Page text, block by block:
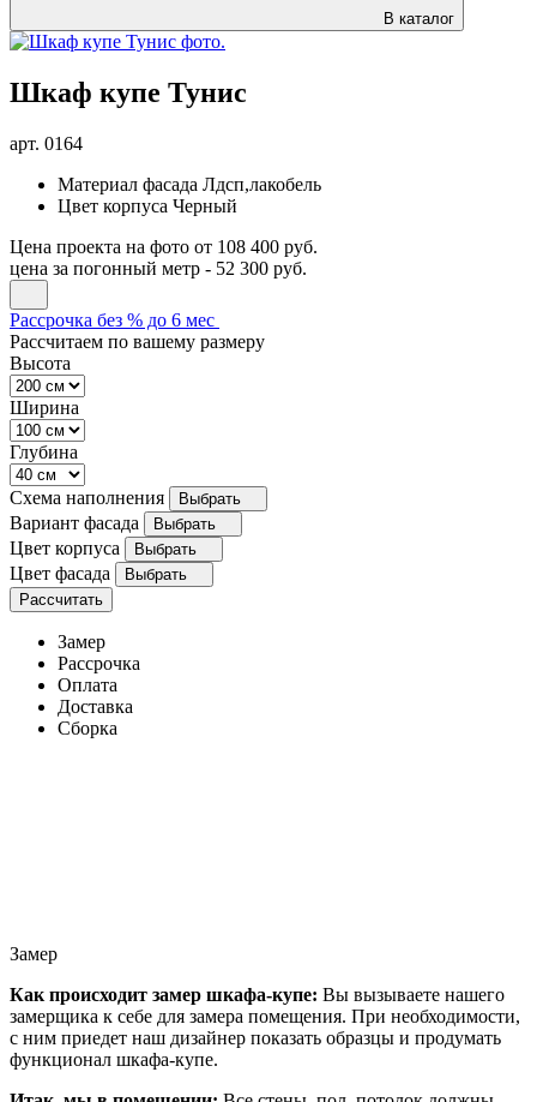
В каталог
Шкаф купе Тунис
арт. 0164
Материал фасада Лдсп,лакобель
Цвет корпуса Черный
Цена проекта на фото от 108 400 руб.
цена за погонный метр - 52 300 руб.
Рассрочка без % до 6 мес
Рассчитаем по вашему размеру
Высота
Ширина
Глубина
Схема наполнения Выбрать
Вариант фасада Выбрать
Цвет корпуса Выбрать
Цвет фасада
Выбрать
Рассчитать
Замер
Рассрочка
Оплата
Доставка
Сборка
Замер
Как происходит замер шкафа-купе: Вы вызываете нашего
замерщика к себе для замера помещения. При необходимости,
с ним приедет наш дизайнер показать образцы и продумать
функционал шкафа-купе.